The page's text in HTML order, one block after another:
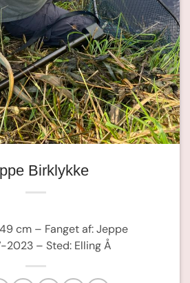
Birklykke
cm – Fanget af: Jeppe
– Sted: Elling Å